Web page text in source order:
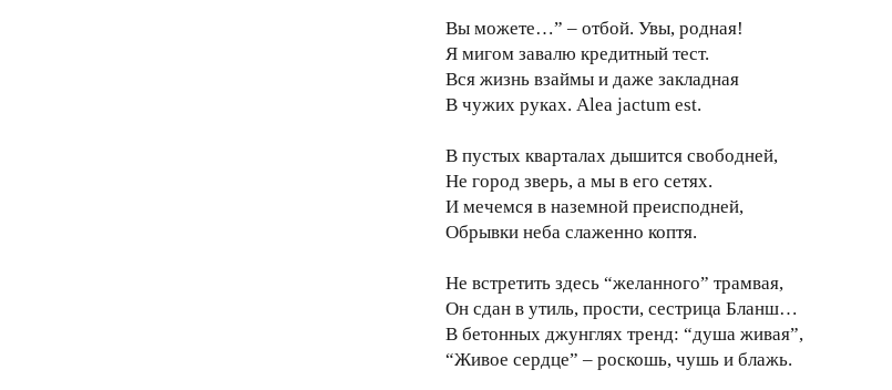
Вы можете…” – отбой. Увы, родная!
Я мигом завалю кредитный тест.
Вся жизнь взаймы и даже закладная
В чужих руках. Аlea jactum est.
В пустых кварталах дышится свободней,
Не город зверь, а мы в его сетях.
И мечемся в наземной преисподней,
Обрывки неба слаженно коптя.
Не встретить здесь “желанного” трамвая,
Он сдан в утиль, прости, сестрица Бланш…
В бетонных джунглях тренд: “душа живая”,
“Живое сердце” – роскошь, чушь и блажь.